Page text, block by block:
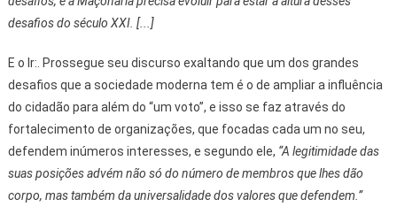
desafios do século XXI. [...]
E o Ir:. Prossegue seu discurso exaltando que um dos grandes
desafios que a sociedade moderna tem é o de ampliar a influência
do cidadão para além do “um voto”, e isso se faz através do
fortalecimento de organizações, que focadas cada um no seu,
defendem inúmeros interesses, e segundo ele, “A legitimidade das
suas posições advém não só do número de membros que lhes dão
corpo, mas também da universalidade dos valores que defendem.”